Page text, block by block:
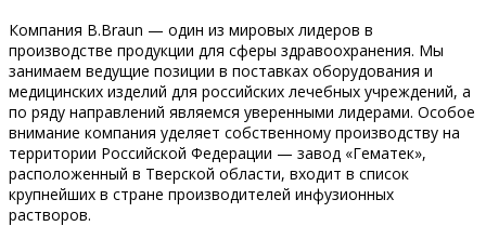
Компания B.Braun — один из мировых лидеров в
производстве продукции для сферы здравоохранения. Мы
занимаем ведущие позиции в поставках оборудования и
медицинских изделий для российских лечебных учреждений, а
по ряду направлений являемся уверенными лидерами. Особое
внимание компания уделяет собственному производству на
территории Российской Федерации — завод «Гематек»,
расположенный в Тверской области, входит в список
крупнейших в стране производителей инфузионных
растворов.